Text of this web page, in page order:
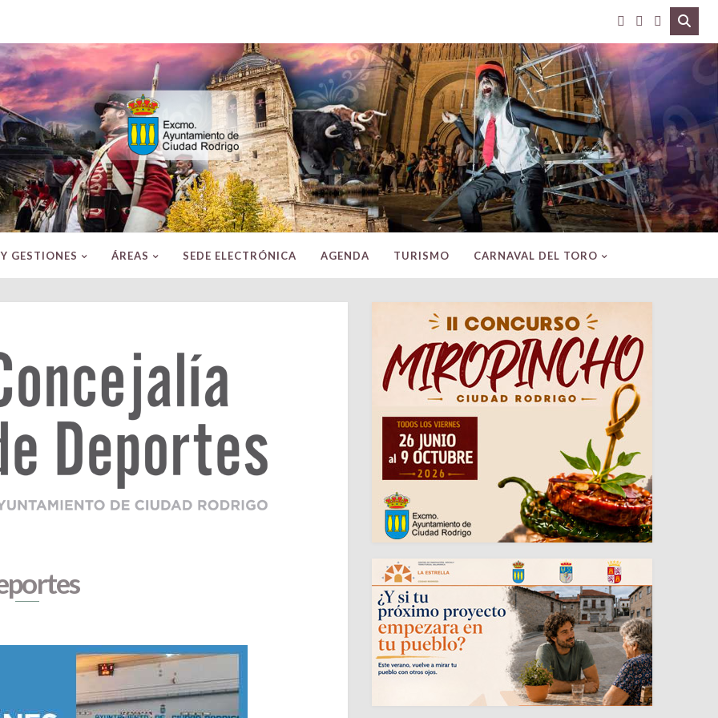
Excmo.
Ayuntamiento
de
Ciudad
Rodrigo
(Salamanca)
GESTIONES ÁREAS SEDE ELECTRÓNICA AGENDA TURISMO CARNAVAL DEL TORO